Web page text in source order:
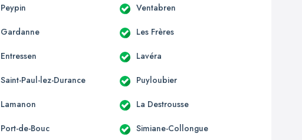
Peypin Ventabren
Gardanne Les Frères
Entressen Lavéra
Saint-Paul-lez-Durance Puyloubier
Lamanon La Destrousse
Port-de-Bouc Simiane-Collongue